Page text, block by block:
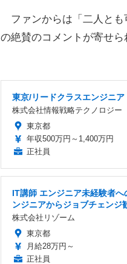
ファンからは「二人とも
の絶賛のコメントが寄せら
東京/リードクラスエンジニア
株式会社情報戦略テクノロジー
東京都
年収500万円～1,400万円
正社員
IT講師 エンジニア未経験者
ンジニアからジョブチェンジ
株式会社リゾーム
東京都
月給28万円～
正社員